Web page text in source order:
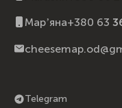
Telegram
Марʼяна+380 63